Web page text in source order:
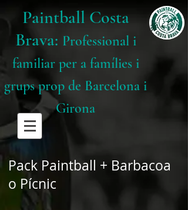
Paintball Costa
Brava: Professional i
familiar per a famílies i
grups prop de Barcelona i
Girona
Pack Paintball + Barbacoa
o Pícnic